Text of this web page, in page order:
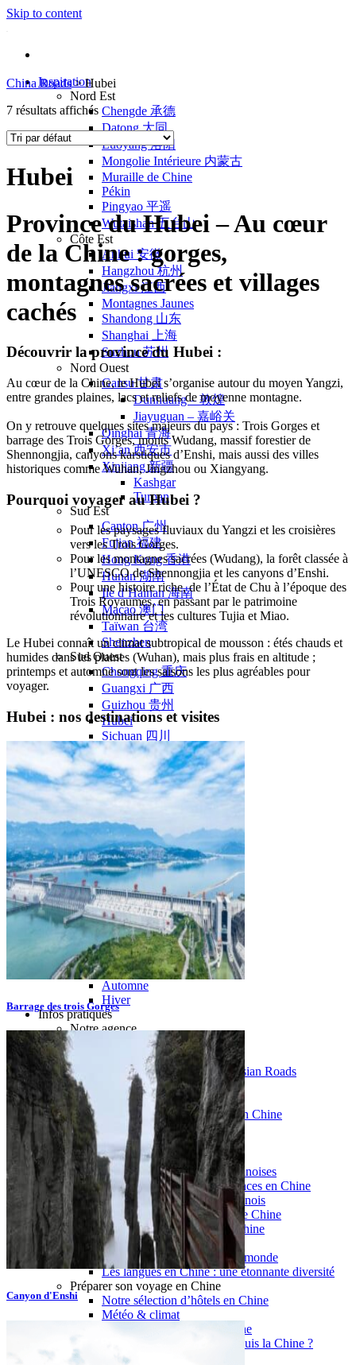
Skip to content
Inspiration
Nord Est
Chengde 承德
Datong 大同
Luoyang 洛阳
Mongolie Intérieure 内蒙古
Muraille de Chine
Pékin
Pingyao 平遥
Wutaishan 五台山
Côte Est
Anhui 安徽
Hangzhou 杭州
Jiangxi 江西
Montagnes Jaunes
Shandong 山东
Shanghai 上海
Suzhou 苏州
Nord Ouest
Gansu 甘肃
Dunhuang – 敦煌
Jiayuguan – 嘉峪关
Qinghai 青海
Xi’an 西安市
Xinjiang 新疆
Kashgar
Turpan
Sud Est
Canton 广州
Fujian 福建
Hong Kong 香港
Hunan 湖南
Ile d’Hainan 海南
Macao 澳门
Taïwan 台湾
Shenzhen
Sud Ouest
Chongqing 重庆
Guangxi 广西
Guizhou 贵州
Hubei
Sichuan 四川
Tibet 西藏
Yunnan 云南
Circuits
Organisation
Nos Petits Groupes
Ambiance
Classique et incontournables
Culture & expériences
Nature et grands paysages
Famille et enfants
Trekking et aventure
Luxe et exception
Où et quand partir ?
Printemps
Eté
Automne
Hiver
Infos pratiques
Notre agence
Notre agence en Chine
Réseau Asian Roads
Garanties et engagements Asian Roads
Avis de nos voyageurs
Voyages d’affaires en Chine
Voyage scolaire et culturel en Chine
La Chine & ses secrets
Présentation de la Chine
Cuisines de Chine
Les Minorités Ethniques Chinoises
Fêtes traditionnelles & vacances en Chine
Les signes astrologiques Chinois
Les plus belles montagnes de Chine
Les plus belles balades de Chine
La Chine vue du ciel
Visiter la Chine pour voir le monde
Les langues en Chine : une étonnante diversité
Préparer son voyage en Chine
Notre sélection d’hôtels en Chine
Météo & climat
Obtention Visa Voyage Chine
Comment communiquer depuis la Chine ?
Maîtrisez les mots essentiels
China Roads > Hubei
7 résultats affichés
Hubei
Province du Hubei – Au cœur
de la Chine : gorges,
montagnes sacrées et villages
cachés
Découvrir la province du Hubei :
Au cœur de la Chine, le Hubei s’organise autour du moyen Yangzi,
entre grandes plaines, lacs et reliefs de moyenne montagne.
On y retrouve quelques sites majeurs du pays : Trois Gorges et
barrage des Trois Gorges, monts Wudang, massif forestier de
Shennongjia, canyons karstiques d’Enshi, mais aussi des villes
historiques comme Wuhan, Jingzhou ou Xiangyang.
Pourquoi voyager au Hubei ?
Pour les paysages fluviaux du Yangzi et les croisières
vers les Trois Gorges.
Pour les montagnes sacrées (Wudang), la forêt classée à
l’UNESCO de Shennongjia et les canyons d’Enshi.
Pour une histoire riche, de l’État de Chu à l’époque des
Trois Royaumes, en passant par le patrimoine
révolutionnaire et les cultures Tujia et Miao.
Le Hubei connaît un climat subtropical de mousson : étés chauds et
humides dans les plaines (Wuhan), mais plus frais en altitude ;
printemps et automne sont les saisons les plus agréables pour
voyager.
Hubei : nos destinations et visites
Barrage des trois Gorges
Canyon d'Enshi